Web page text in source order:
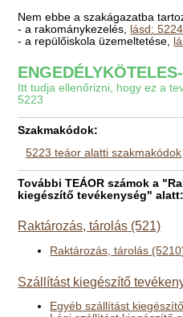
Nem ebbe a szakágazatba
- a rakománykezelés, lásd: 5224
- a repülőiskola üzemeltetése,
Itt tudja ellenőrizni, hogy ez a
5223
Szakmakódok:
5223 teáor alatti szakmakódok
További TEÁOR számok a
kiegészítő tevékenység" alatt:
Raktározás, tárolás (521)
Raktározás, tárolás
Szállítást kiegészítő
Egyéb szállítást